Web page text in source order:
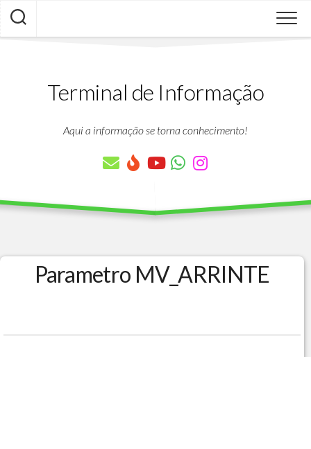
Skip
content
Terminal de Informação
Aqui a informação se torna conhecimento!
Parametro MV_ARRINTE